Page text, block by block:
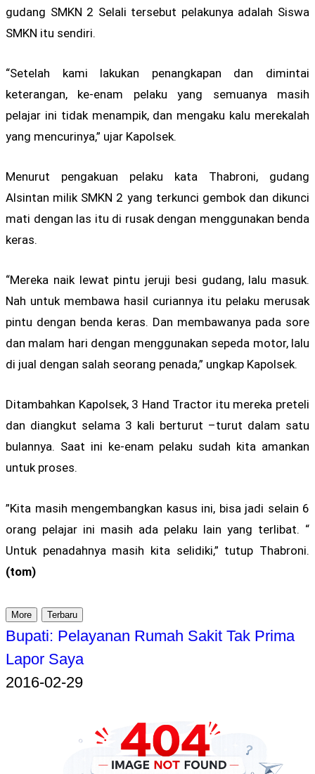
gudang SMKN 2 Selali tersebut pelakunya adalah Siswa
SMKN itu sendiri.
“Setelah kami lakukan penangkapan dan dimintai
keterangan, ke-enam pelaku yang semuanya masih
pelajar ini tidak menampik, dan mengaku kalu merekalah
yang mencurinya,” ujar Kapolsek.
Menurut pengakuan pelaku kata Thabroni, gudang
Alsintan milik SMKN 2 yang terkunci gembok dan dikunci
mati dengan las itu di rusak dengan menggunakan benda
keras.
“Mereka naik lewat pintu jeruji besi gudang, lalu masuk.
Nah untuk membawa hasil curiannya itu pelaku merusak
pintu dengan benda keras. Dan membawanya pada sore
dan malam hari dengan menggunakan sepeda motor, lalu
di jual dengan salah seorang penada,” ungkap Kapolsek.
Ditambahkan Kapolsek, 3 Hand Tractor itu mereka preteli
dan diangkut selama 3 kali berturut –turut dalam satu
bulannya. Saat ini ke-enam pelaku sudah kita amankan
untuk proses.
”Kita masih mengembangkan kasus ini, bisa jadi selain 6
orang pelajar ini masih ada pelaku lain yang terlibat. “
Untuk penadahnya masih kita selidiki,” tutup Thabroni.
(tom)
More Terbaru
Bupati: Pelayanan Rumah Sakit Tak Prima
Lapor Saya
2016-02-29